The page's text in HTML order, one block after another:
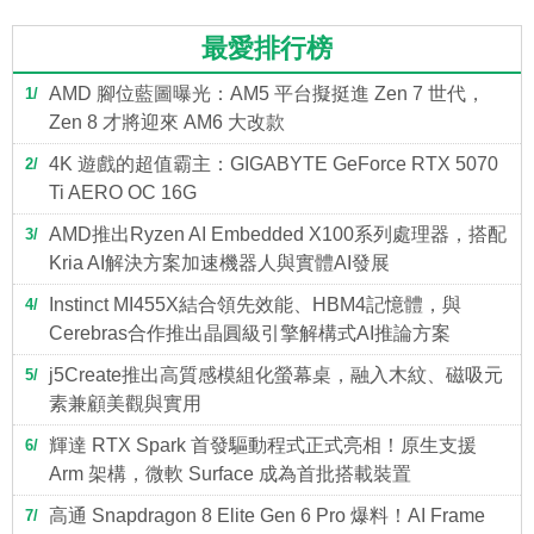
最愛排行榜
1
AMD 腳位藍圖曝光：AM5 平台擬挺進 Zen 7 世代，
Zen 8 才將迎來 AM6 大改款
2
4K 遊戲的超值霸主：GIGABYTE GeForce RTX 5070
Ti AERO OC 16G
3
AMD推出Ryzen AI Embedded X100系列處理器，搭配
Kria AI解決方案加速機器人與實體AI發展
4
Instinct MI455X結合領先效能、HBM4記憶體，與
Cerebras合作推出晶圓級引擎解構式AI推論方案
5
j5Create推出高質感模組化螢幕桌，融入木紋、磁吸元
素兼顧美觀與實用
6
輝達 RTX Spark 首發驅動程式正式亮相！原生支援
Arm 架構，微軟 Surface 成為首批搭載裝置
7
高通 Snapdragon 8 Elite Gen 6 Pro 爆料！AI Frame